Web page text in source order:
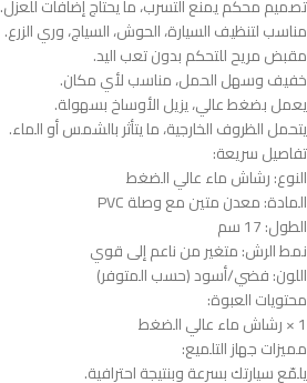
تصميم محكم يمنع التسرب، ما يحتاج إضافات للعزل.
مناسب لتنظيف السيارة، الحوش، السياج، وري الزرع.
مقبض مريح للتحكم بدون تعب اليد.
خفيف وسهل الحمل، مناسب لأي مكان.
يعمل بضغط عالي، يزيل الأوساخ بسهولة.
يتحمل الظروف الخارجية، ما يتأثر بالشمس أو الماء.
تفاصيل سريعة:
النوع: رشاش ماء عالي الضغط
المادة: معدن متين مع وصلة PVC
الطول: 17 سم
نمط الرش: متغير من ناعم إلى قوي
اللون: فضي/أسود (حسب المتوفر)
محتويات العبوة:
1 × رشاش ماء عالي الضغط
مميزات جهاز التلميع:
يلمّع سيارتك بسرعة وبنتيجة احترافية.